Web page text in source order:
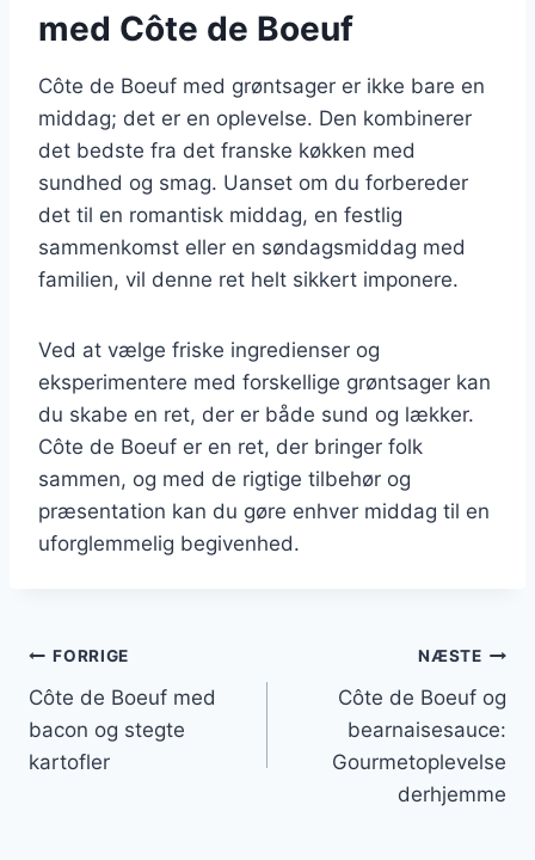
med Côte de Boeuf
Côte de Boeuf med grøntsager er ikke bare en
middag; det er en oplevelse. Den kombinerer
det bedste fra det franske køkken med
sundhed og smag. Uanset om du forbereder
det til en romantisk middag, en festlig
sammenkomst eller en søndagsmiddag med
familien, vil denne ret helt sikkert imponere.
Ved at vælge friske ingredienser og
eksperimentere med forskellige grøntsager kan
du skabe en ret, der er både sund og lækker.
Côte de Boeuf er en ret, der bringer folk
sammen, og med de rigtige tilbehør og
præsentation kan du gøre enhver middag til en
uforglemmelig begivenhed.
Indlægsnavigation
FORRIGE
Côte de Boeuf med
bacon og stegte
kartofler
NÆSTE
Côte de Boeuf og
bearnaisesauce:
Gourmetoplevelse
derhjemme